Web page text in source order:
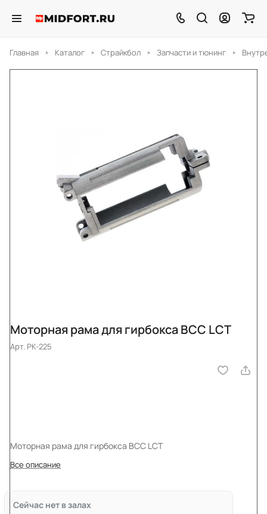
Главная Каталог Страйкбол Запчасти и тюнинг
Моторная рама для гирбокса ВСС LCT
Арт. PK-225
Моторная рама для гирбокса ВСС LCT
Все описание
Сейчас нет в залах